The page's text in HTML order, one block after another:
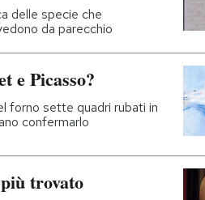
delle specie che
da parecchio
e Picasso?
forno sette quadri rubati in
confermarlo
trovato